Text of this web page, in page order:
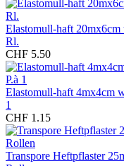
Elastomull-haft 20mx6cm
Rl.
CHF 5.50
Elastomull-haft 4mx4cm
1
CHF 1.15
Transpore Heftpflaster